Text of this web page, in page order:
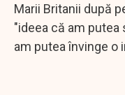
Marii Britanii după
"ideea că am
am putea învinge o